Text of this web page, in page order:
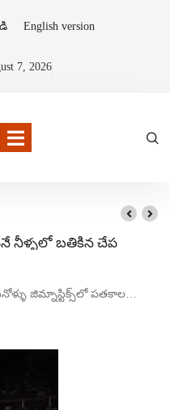
English version
7, 2026
నీళ్ళలో బతికిన చేప
జిమ్నాస్టిక్స్‌లో పతకాల…